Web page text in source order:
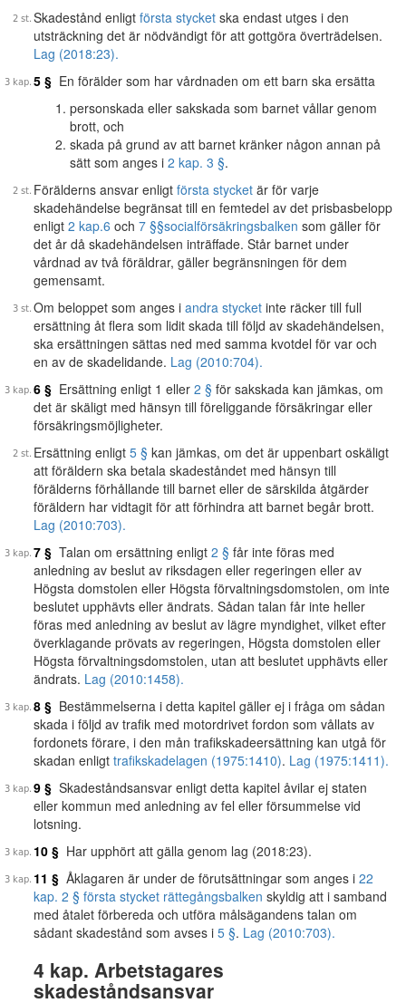
Skadestånd enligt första stycket ska endast utges i den
utsträckning det är nödvändigt för att gottgöra överträdelsen.
Lag (2018:23).
5 § En förälder som har vårdnaden om ett barn ska ersätta
personskada eller sakskada som barnet vållar genom
brott, och
skada på grund av att barnet kränker någon annan på
sätt som anges i 2 kap. 3 §.
Förälderns ansvar enligt första stycket är för varje
skadehändelse begränsat till en femtedel av det prisbasbelopp
enligt 2 kap.6 och 7 §§socialförsäkringsbalken som gäller för
det år då skadehändelsen inträffade. Står barnet under
vårdnad av två föräldrar, gäller begränsningen för dem
gemensamt.
Om beloppet som anges i andra stycket inte räcker till full
ersättning åt flera som lidit skada till följd av skadehändelsen,
ska ersättningen sättas ned med samma kvotdel för var och
en av de skadelidande. Lag (2010:704).
6 § Ersättning enligt 1 eller 2 § för sakskada kan jämkas, om
det är skäligt med hänsyn till föreliggande försäkringar eller
försäkringsmöjligheter.
Ersättning enligt 5 § kan jämkas, om det är uppenbart oskäligt
att föräldern ska betala skadeståndet med hänsyn till
förälderns förhållande till barnet eller de särskilda åtgärder
föräldern har vidtagit för att förhindra att barnet begår brott.
Lag (2010:703).
7 § Talan om ersättning enligt 2 § får inte föras med
anledning av beslut av riksdagen eller regeringen eller av
Högsta domstolen eller Högsta förvaltningsdomstolen, om inte
beslutet upphävts eller ändrats. Sådan talan får inte heller
föras med anledning av beslut av lägre myndighet, vilket efter
överklagande prövats av regeringen, Högsta domstolen eller
Högsta förvaltningsdomstolen, utan att beslutet upphävts eller
ändrats. Lag (2010:1458).
8 § Bestämmelserna i detta kapitel gäller ej i fråga om sådan
skada i följd av trafik med motordrivet fordon som vållats av
fordonets förare, i den mån trafikskadeersättning kan utgå för
skadan enligt trafikskadelagen (1975:1410). Lag (1975:1411).
9 § Skadeståndsansvar enligt detta kapitel åvilar ej staten
eller kommun med anledning av fel eller försummelse vid
lotsning.
10 § Har upphört att gälla genom lag (2018:23).
11 § Åklagaren är under de förutsättningar som anges i 22
kap. 2 § första stycket rättegångsbalken skyldig att i samband
med åtalet förbereda och utföra målsägandens talan om
sådant skadestånd som avses i 5 §. Lag (2010:703).
4 kap. Arbetstagares
skadeståndsansvar